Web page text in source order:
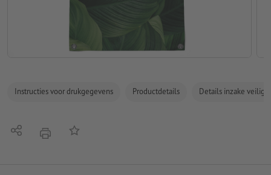
Instructies voor drukgegevens Productdetails Details inzake
Delen afdrukkenOp de lijst